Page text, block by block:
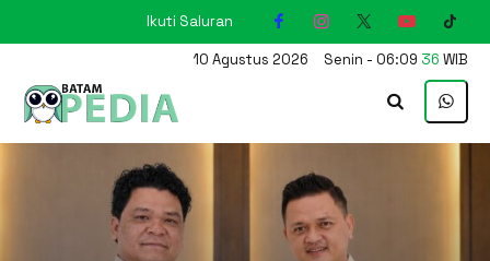
Ikuti Saluran
10 Agustus 2026 Senin -06:09 37 WIB